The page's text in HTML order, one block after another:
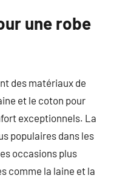
une robe
des matériaux de
et le coton pour
exceptionnels. La
populaires dans les
occasions plus
comme la laine et la